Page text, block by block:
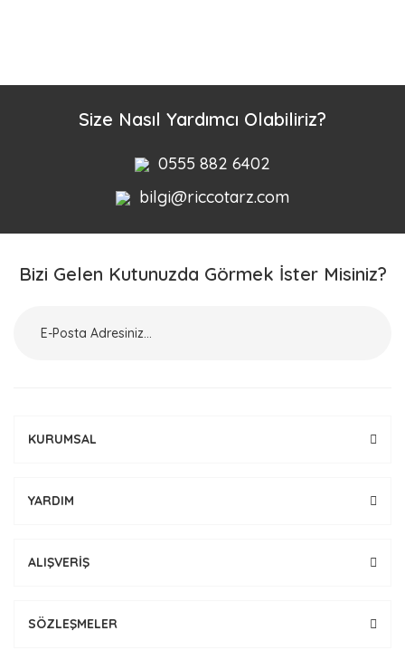
Size Nasıl Yardımcı Olabiliriz?
0555 882 6402
bilgi@riccotarz.com
Bizi Gelen Kutunuzda Görmek İster Misiniz?
KURUMSAL
YARDIM
ALIŞVERİŞ
SÖZLEŞMELER